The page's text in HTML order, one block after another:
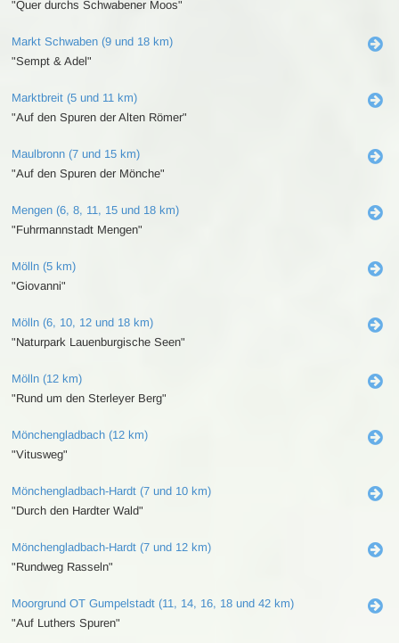
"Quer durchs Schwabener Moos"
Markt Schwaben (9 und 18 km)
"Sempt & Adel"
Marktbreit (5 und 11 km)
"Auf den Spuren der Alten Römer"
Maulbronn (7 und 15 km)
"Auf den Spuren der Mönche"
Mengen (6, 8, 11, 15 und 18 km)
"Fuhrmannstadt Mengen"
Mölln (5 km)
"Giovanni"
Mölln (6, 10, 12 und 18 km)
"Naturpark Lauenburgische Seen"
Mölln (12 km)
"Rund um den Sterleyer Berg"
Mönchengladbach (12 km)
"Vitusweg"
Mönchengladbach-Hardt (7 und 10 km)
"Durch den Hardter Wald"
Mönchengladbach-Hardt (7 und 12 km)
"Rundweg Rasseln"
Moorgrund OT Gumpelstadt (11, 14, 16, 18 und 42 km)
"Auf Luthers Spuren"